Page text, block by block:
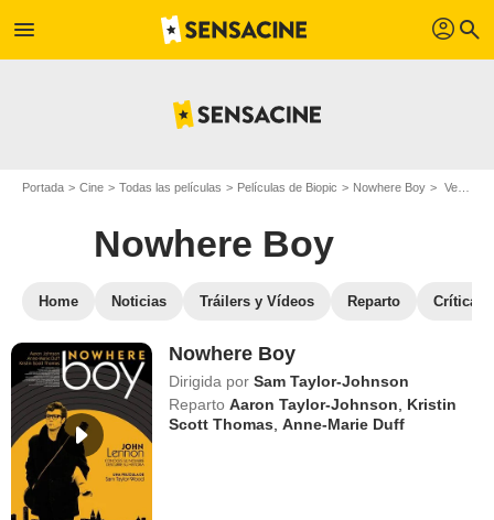
menu profil search
Portada Cine Todas las películas Películas de Biopic Nowhere Boy Ver Nowhere Boy en streaming
Nowhere Boy
Home Noticias Tráilers y Vídeos Reparto Críticas
Nowhere Boy
Dirigida por Sam Taylor-Johnson
Reparto Aaron Taylor-Johnson
Kristin
Scott Thomas ,Anne-Marie Duff